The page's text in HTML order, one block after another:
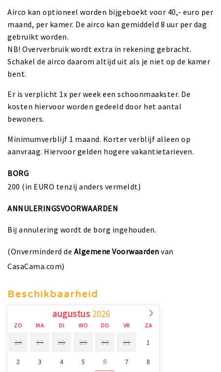
Airco kan optioneel worden bijgeboekt voor 40,- euro per
maand, per kamer. De airco kan gemiddeld 8 uur per dag
gebruikt worden.
NB! Oververbruik wordt extra in rekening gebracht.
Schakel de airco daarom altijd uit als je niet op de kamer
bent.
Er is verplicht 1x per week een schoonmaakster. De
kosten hiervoor worden gedeeld door het aantal
bewoners.
Minimumverblijf 1 maand. Korter verblijf alleen op
aanvraag. Hiervoor gelden hogere vakantietarieven.
BORG
200 (in EURO tenzij anders vermeldt)
ANNULERINGSVOORWAARDEN
Bij annulering wordt de borg ingehouden.
(Onverminderd de Algemene Voorwaarden van
CasaCama.com)
Beschikbaarheid
augustus
ZO MA DI WO DO VR ZA
26 27 28 29 30 31 1
2 3 4 5 6 7 8